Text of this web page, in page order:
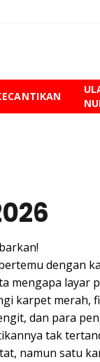
dengan
mengapa layar
karpet merah,
dan para
tak
namun satu